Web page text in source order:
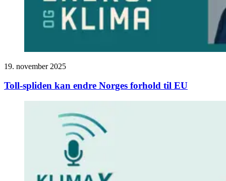
19. november 2025
Toll-spliden kan endre Norges forhold til EU